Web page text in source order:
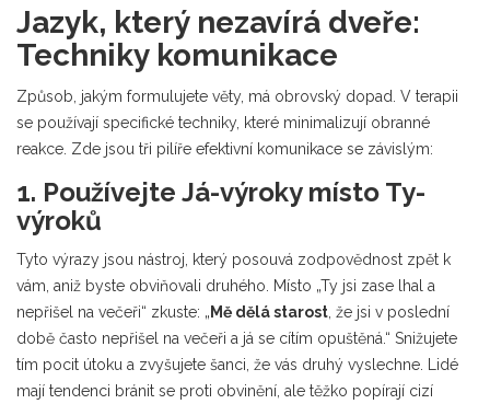
Jazyk, který nezavírá dveře:
Techniky komunikace
Způsob, jakým formulujete věty, má obrovský dopad. V terapii
se používají specifické techniky, které minimalizují obranné
reakce. Zde jsou tři pilíře efektivní komunikace se závislým:
1. Používejte Já-výroky místo Ty-
výroků
Tyto výrazy jsou nástroj, který posouvá zodpovědnost zpět k
vám, aniž byste obviňovali druhého. Místo „Ty jsi zase lhal a
nepřišel na večeři“ zkuste: „ Mě dělá starost , že jsi v poslední
době často nepřišel na večeři a já se cítím opuštěná.“ Snižujete
tím pocit útoku a zvyšujete šanci, že vás druhý vyslechne. Lidé
mají tendenci bránit se proti obvinění, ale těžko popírají cizí